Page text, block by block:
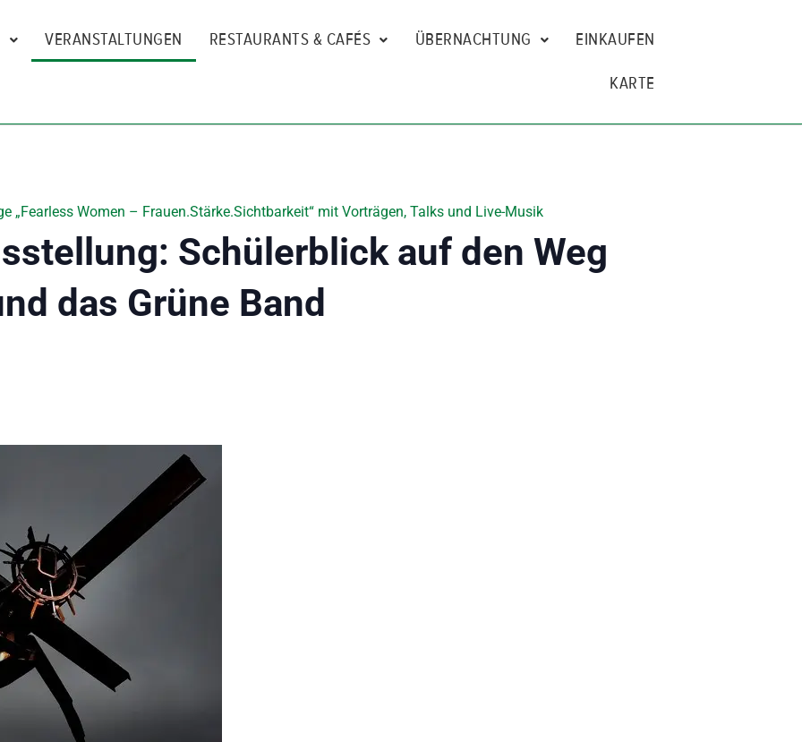
VERANSTALTUNGEN RESTAURANTS & CAFÉS ÜBERNACHTUNG EINKAUFEN
KARTE
„Fearless Women – Frauen.Stärke.Sichtbarkeit“ mit Vorträgen, Talks und Live-Musik
Schülerblick auf den Weg
das Grüne Band